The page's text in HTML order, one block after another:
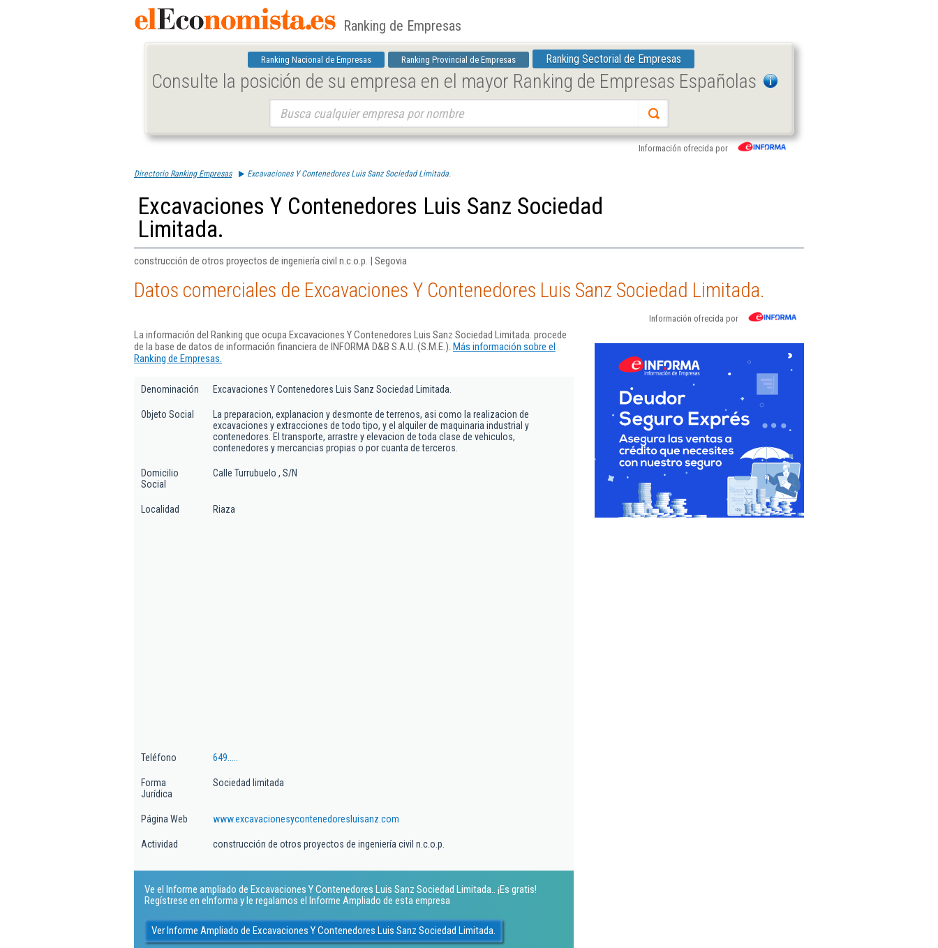
Ranking de Empresas
Ranking Nacional de Empresas Ranking Provincial de Empresas Ranking Sectorial de Empresas
Consulte la posición de su empresa en el mayor Ranking de Empresas Españolas
Información ofrecida por
Directorio Ranking Empresas Excavaciones Y Contenedores Luis Sanz Sociedad Limitada.
Excavaciones Y Contenedores Luis Sanz Sociedad
Limitada.
construcción de otros proyectos de ingeniería civil n.c.o.p. | Segovia
Datos comerciales de Excavaciones Y Contenedores Luis Sanz Sociedad Limitada.
Información ofrecida por
La información del Ranking que ocupa Excavaciones Y Contenedores Luis Sanz Sociedad Limitada. procede
de la base de datos de información financiera de INFORMA D&B S.A.U. (S.M.E.). Más información sobre el
Ranking de Empresas.
Denominación Excavaciones Y Contenedores Luis Sanz Sociedad Limitada.
Objeto Social
La preparacion, explanacion y desmonte de terrenos, asi como la realizacion de
excavaciones y extracciones de todo tipo, y el alquiler de maquinaria industrial y
contenedores. El transporte, arrastre y elevacion de toda clase de vehiculos,
contenedores y mercancias propias o por cuanta de terceros.
Domicilio
Social
Calle Turrubuelo , S/N
Localidad Riaza
Teléfono 649.....
Forma
Jurídica
Sociedad limitada
Página Web www.excavacionesycontenedoresluisanz.com
Actividad construcción de otros proyectos de ingeniería civil n.c.o.p.
Ve el Informe ampliado de Excavaciones Y Contenedores Luis Sanz Sociedad Limitada.. ¡Es gratis!
Regístrese en eInforma y le regalamos el Informe Ampliado de esta empresa
Ver Informe Ampliado de Excavaciones Y Contenedores Luis Sanz Sociedad Limitada.